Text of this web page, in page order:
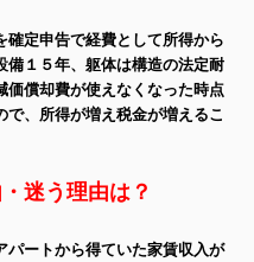
確定申告で経費として所得から
備１５年、躯体は構造の法定耐
価償却費が使えなくなった時点
、所得が増え税金が増えるこ
迷う理由は？
パートから得ていた家賃収入が